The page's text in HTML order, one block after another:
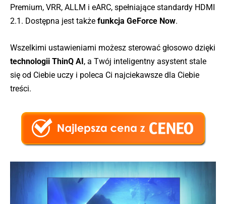
Premium, VRR, ALLM i eARC, spełniające standardy HDMI
2.1. Dostępna jest także funkcja GeForce Now.
Wszelkimi ustawieniami możesz sterować głosowo dzięki
technologii ThinQ AI, a Twój inteligentny asystent stale
się od Ciebie uczy i poleca Ci najciekawsze dla Ciebie
treści.